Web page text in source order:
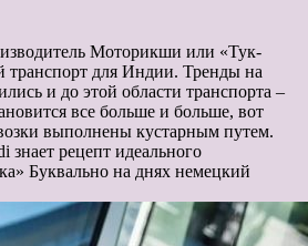
Моторикши или «Тук-
для Индии. Тренды на
и до этой области транспорта –
все больше и больше, вот
выполнены кустарным путем.
рецепт идеального
Буквально на днях немецкий